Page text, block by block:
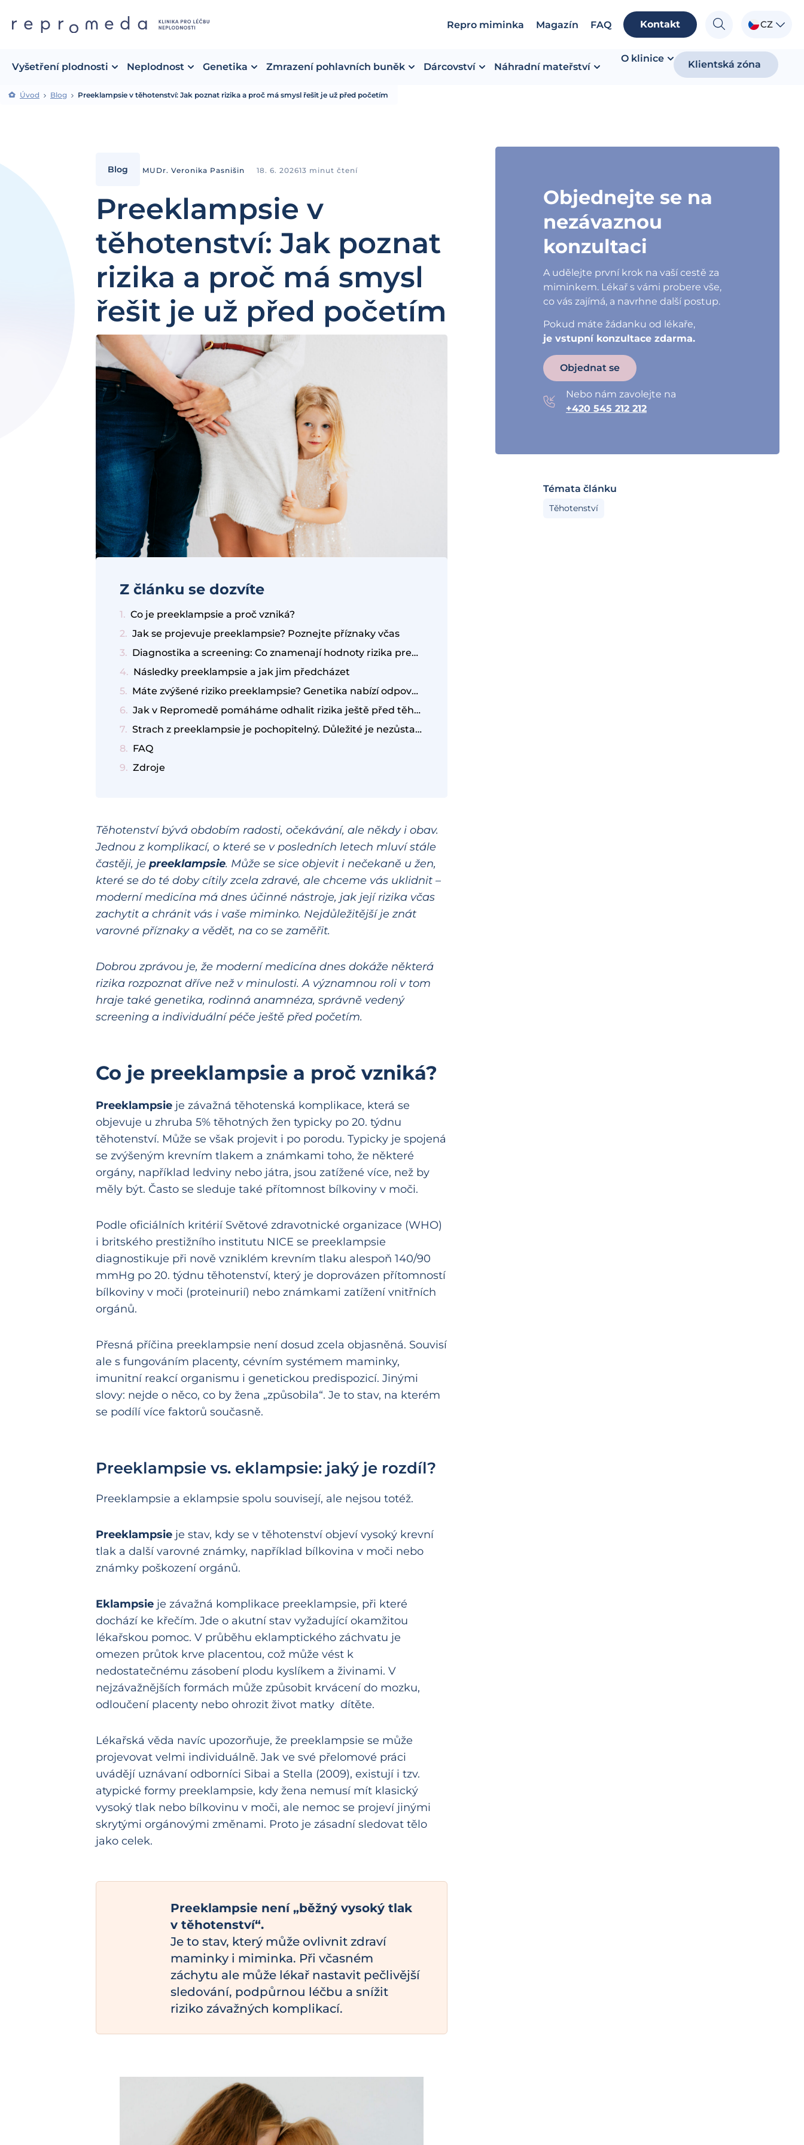
Repro miminka Magazín FAQ Kontakt CZ
Vyšetření plodnosti Neplodnost Genetika Zmrazení pohlavních buněk Dárcovství Náhradní mateřství
O klinice
Klientská zóna
Úvod Blog Preeklampsie v těhotenství: Jak poznat rizika a proč má smysl řešit je už před početím
Blog MUDr. Veronika Pasnišin 18. 6. 202613 minut čtení
Preeklampsie v
těhotenství: Jak poznat
rizika a proč má smysl
řešit je už před početím
Z článku se dozvíte
Co je preeklampsie a proč vzniká?
Jak se projevuje preeklampsie? Poznejte příznaky včas
Diagnostika a screening: Co znamenají hodnoty rizika preeklampsie?
Následky preeklampsie a jak jim předcházet
Máte zvýšené riziko preeklampsie? Genetika nabízí odpovědi
Jak v Repromedě pomáháme odhalit rizika ještě před těhotenstvím
Strach z preeklampsie je pochopitelný. Důležité je nezůstat na něj sama
FAQ
Zdroje
Těhotenství bývá obdobím radosti, očekávání, ale někdy i obav.
Jednou z komplikací, o které se v posledních letech mluví stále
častěji, je preeklampsie. Může se sice objevit i nečekaně u žen,
které se do té doby cítily zcela zdravé, ale chceme vás uklidnit –
moderní medicína má dnes účinné nástroje, jak její rizika včas
zachytit a chránit vás i vaše miminko. Nejdůležitější je znát
varovné příznaky a vědět, na co se zaměřit.
Dobrou zprávou je, že moderní medicína dnes dokáže některá
rizika rozpoznat dříve než v minulosti. A významnou roli v tom
hraje také genetika, rodinná anamnéza, správně vedený
screening a individuální péče ještě před početím.
Co je preeklampsie a proč vzniká?
Preeklampsie je závažná těhotenská komplikace, která se
objevuje u zhruba 5% těhotných žen typicky po 20. týdnu
těhotenství. Může se však projevit i po porodu. Typicky je spojená
se zvýšeným krevním tlakem a známkami toho, že některé
orgány, například ledviny nebo játra, jsou zatížené více, než by
měly být. Často se sleduje také přítomnost bílkoviny v moči.
Podle oficiálních kritérií Světové zdravotnické organizace (WHO)
i britského prestižního institutu NICE se preeklampsie
diagnostikuje při nově vzniklém krevním tlaku alespoň 140/90
mmHg po 20. týdnu těhotenství, který je doprovázen přítomností
bílkoviny v moči (proteinurií) nebo známkami zatížení vnitřních
orgánů.
Přesná příčina preeklampsie není dosud zcela objasněná. Souvisí
ale s fungováním placenty, cévním systémem maminky,
imunitní reakcí organismu i genetickou predispozicí. Jinými
slovy: nejde o něco, co by žena „způsobila“. Je to stav, na kterém
se podílí více faktorů současně.
Preeklampsie vs. eklampsie: jaký je rozdíl?
Preeklampsie a eklampsie spolu souvisejí, ale nejsou totéž.
Preeklampsie je stav, kdy se v těhotenství objeví vysoký krevní
tlak a další varovné známky, například bílkovina v moči nebo
známky poškození orgánů.
Eklampsie je závažná komplikace preeklampsie, při které
dochází ke křečím. Jde o akutní stav vyžadující okamžitou
lékařskou pomoc. V průběhu eklamptického záchvatu je
omezen průtok krve placentou, což může vést k
nedostatečnému zásobení plodu kyslíkem a živinami. V
nejzávažnějších formách může způsobit krvácení do mozku,
odloučení placenty nebo ohrozit život matky dítěte.
Lékařská věda navíc upozorňuje, že preeklampsie se může
projevovat velmi individuálně. Jak ve své přelomové práci
uvádějí uznávaní odborníci Sibai a Stella (2009), existují i tzv.
atypické formy preeklampsie, kdy žena nemusí mít klasický
vysoký tlak nebo bílkovinu v moči, ale nemoc se projeví jinými
skrytými orgánovými změnami. Proto je zásadní sledovat tělo
jako celek.
Preeklampsie není „běžný vysoký tlak
v těhotenství“.
Je to stav, který může ovlivnit zdraví
maminky i miminka. Při včasném
záchytu ale může lékař nastavit pečlivější
sledování, podpůrnou léčbu a snížit
riziko závažných komplikací.
Objednejte se na
nezávaznou
konzultaci
A udělejte první krok na vaší cestě za
miminkem. Lékař s vámi probere vše,
co vás zajímá, a navrhne další postup.
Pokud máte žádanku od lékaře,
je vstupní konzultace zdarma.
Objednat se
Nebo nám zavolejte na
+420 545 212 212
Témata článku
Těhotenství